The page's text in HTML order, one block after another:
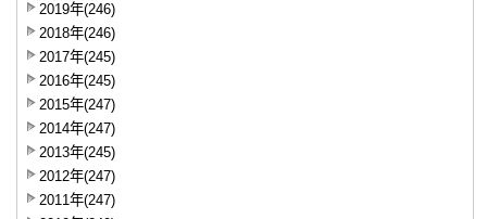
2019年(246)
2018年(246)
2017年(245)
2016年(245)
2015年(247)
2014年(247)
2013年(245)
2012年(247)
2011年(247)